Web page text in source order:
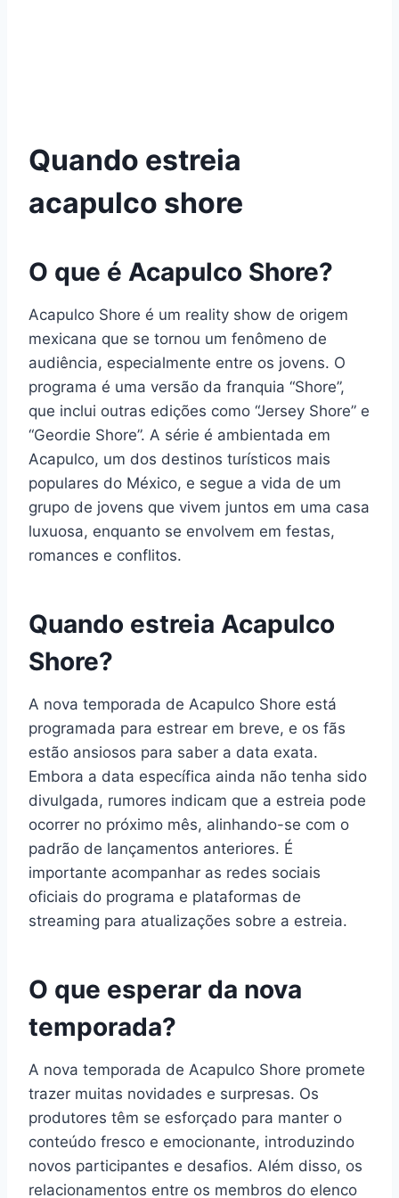
Quando estreia
acapulco shore
O que é Acapulco Shore?
Acapulco Shore é um reality show de origem
mexicana que se tornou um fenômeno de
audiência, especialmente entre os jovens. O
programa é uma versão da franquia “Shore”,
que inclui outras edições como “Jersey Shore” e
“Geordie Shore”. A série é ambientada em
Acapulco, um dos destinos turísticos mais
populares do México, e segue a vida de um
grupo de jovens que vivem juntos em uma casa
luxuosa, enquanto se envolvem em festas,
romances e conflitos.
Quando estreia Acapulco
Shore?
A nova temporada de Acapulco Shore está
programada para estrear em breve, e os fãs
estão ansiosos para saber a data exata.
Embora a data específica ainda não tenha sido
divulgada, rumores indicam que a estreia pode
ocorrer no próximo mês, alinhando-se com o
padrão de lançamentos anteriores. É
importante acompanhar as redes sociais
oficiais do programa e plataformas de
streaming para atualizações sobre a estreia.
O que esperar da nova
temporada?
A nova temporada de Acapulco Shore promete
trazer muitas novidades e surpresas. Os
produtores têm se esforçado para manter o
conteúdo fresco e emocionante, introduzindo
novos participantes e desafios. Além disso, os
relacionamentos entre os membros do elenco